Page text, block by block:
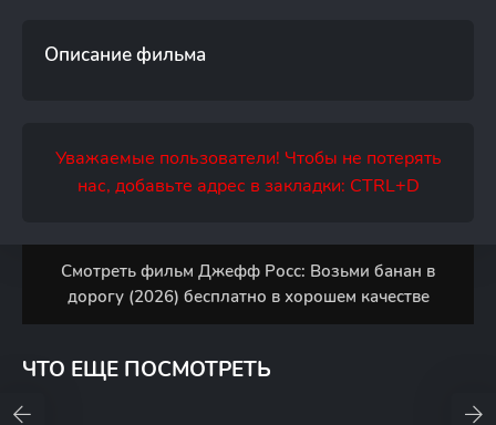
Описание фильма
Уважаемые пользователи! Чтобы не потерять
нас, добавьте адрес в закладки: CTRL+D
Смотреть фильм Джефф Росс: Возьми банан в
дорогу (2026) бесплатно в хорошем качестве
ЧТО ЕЩЕ ПОСМОТРЕТЬ